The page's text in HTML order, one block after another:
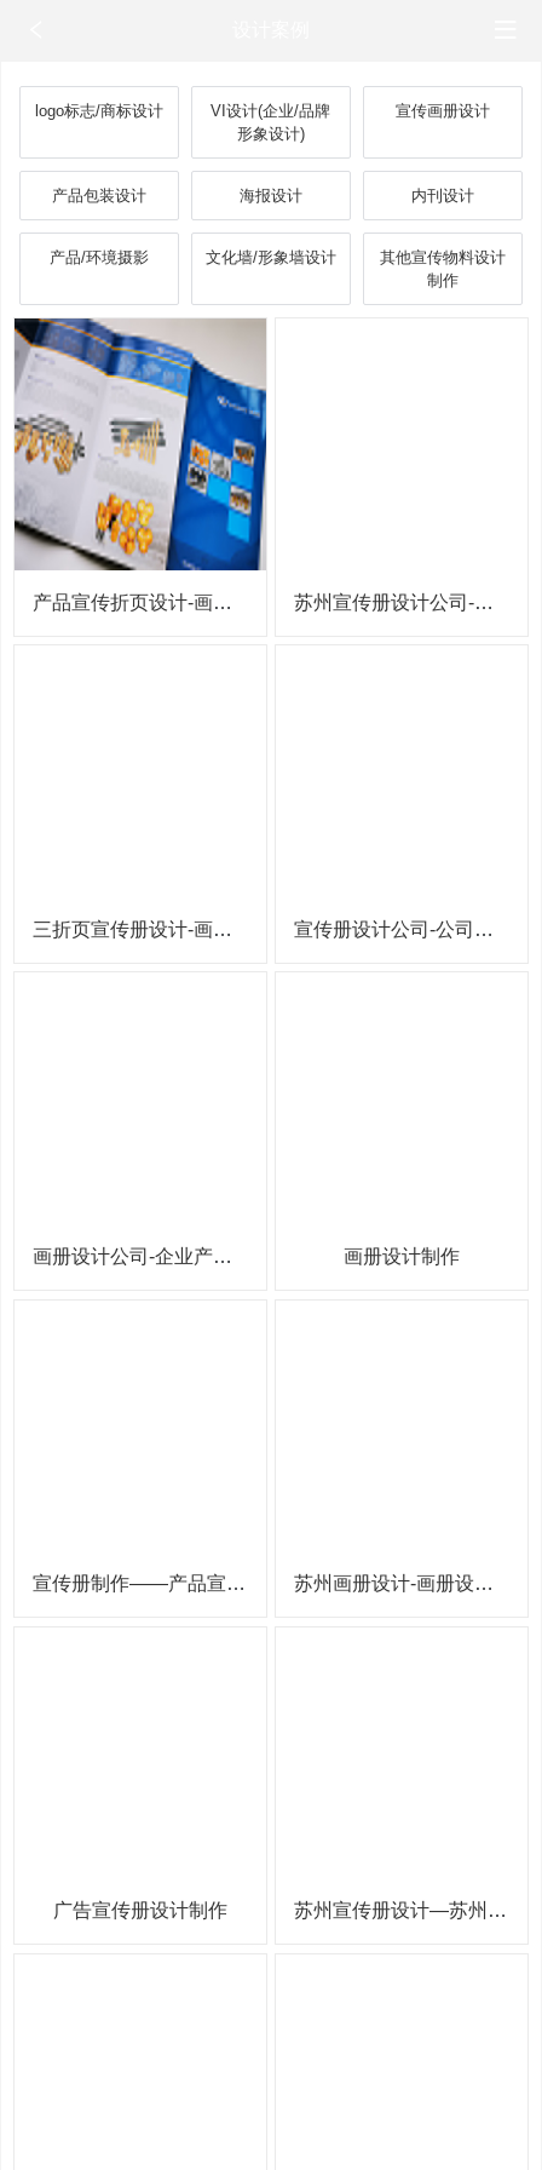
logo标志/商标设计
VI设计(企业/品牌
形象设计)
宣传画册设计
产品包装设计 海报设计 内刊设计
产品/环境摄影 文化墙/形象墙设计
其他宣传物料设计
制作
产品宣传折页设计-画册设计-宣传册设计公司 苏州宣传册设计公司-产品介绍宣传册设计
三折页宣传册设计-画册设计公司 宣传册设计公司-公司企业宣传册设计
画册设计公司-企业产品折页设计 画册设计制作
宣传册制作——产品宣传图册 苏州画册设计-画册设计公司找哪家
广告宣传册设计制作 苏州宣传册设计—苏州画册设计公司